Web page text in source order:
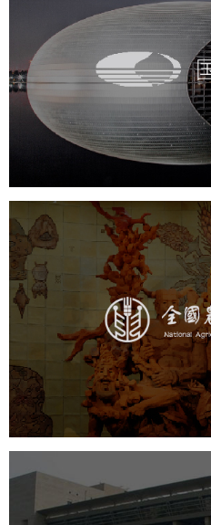
国家
文化艺术 剧院 智
农业
文化艺术 展馆网站建
数字博物馆建设
展厅
公司展厅设计
北京展
中国科学院